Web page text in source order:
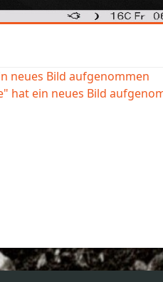
neues Bild aufgenommen
hat ein neues Bild